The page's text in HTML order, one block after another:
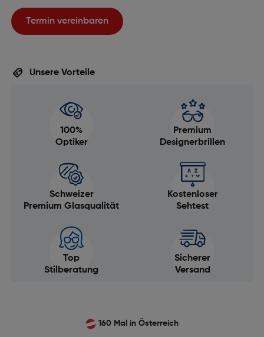
Termin vereinbaren
Unsere Vorteile
100%
Optiker
Premium
Designerbrillen
Schweizer
Premium Glasqualität
Kostenloser
Sehtest
Top
Stilberatung
Sicherer
Versand
160 Mal in Österreich